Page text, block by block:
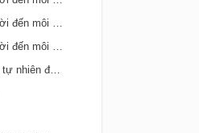
Bài 66. Tác động của con người đến môi trường đất
Bài 65. Tác động của con người đến môi trường rừng
Bài 64. Vai trò của môi trường tự nhiên đối với đời sống con người